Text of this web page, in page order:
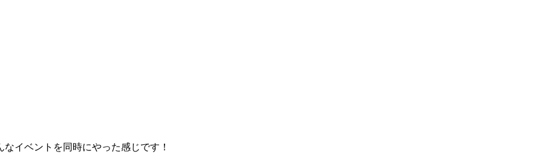
イベントを同時にやった感じです！